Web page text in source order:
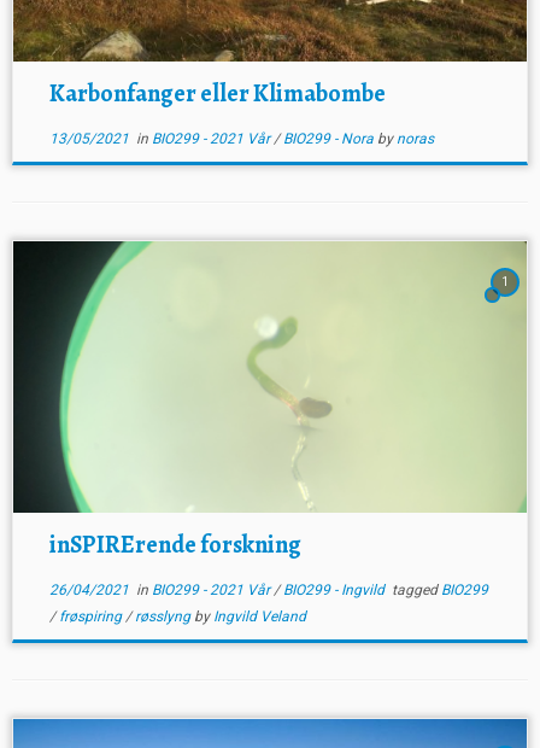
Karbonfanger eller Klimabombe
13/05/2021in BIO299 - 2021 Vår/BIO299 - Nora by noras
1
inSPIRErende forskning
26/04/2021in BIO299 - 2021 Vår/BIO299 - Ingvild tagged BIO299
/frøspiring/røsslyng by Ingvild Veland